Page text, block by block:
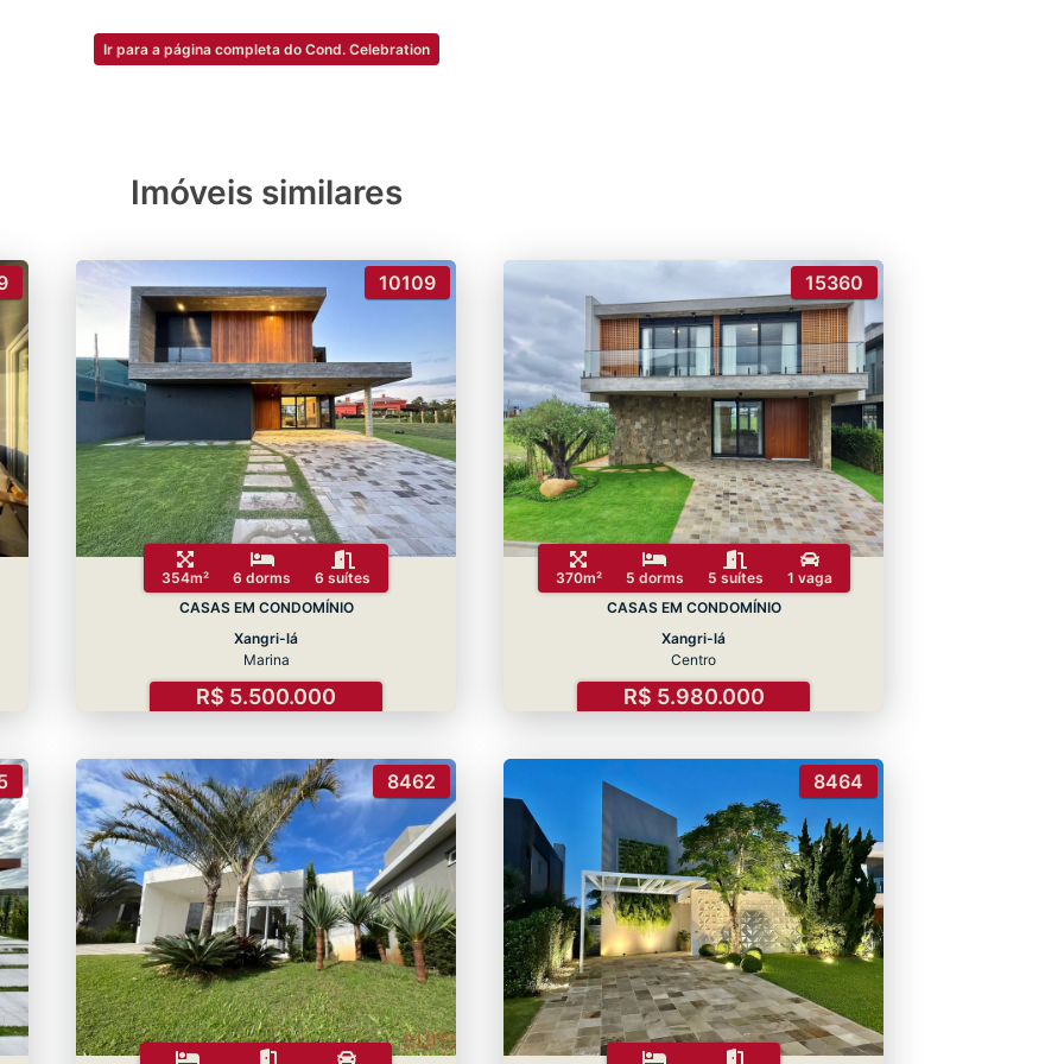
Ir para a página completa do Cond. Celebration
Imóveis similares
10109
354m² 6 dorms
6 suítes
CASAS EM CONDOMÍNIO
Xangri-lá
Marina
R$ 5.500.000
15360
370m² 5 dorms 5 suítes
1 vaga
CASAS EM CONDOMÍNIO
Xangri-lá
Centro
R$ 5.980.000
8462 8464